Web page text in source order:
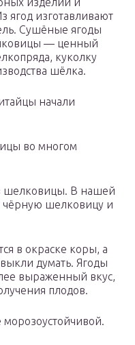
ягод изготавливают
Сушёные ягоды
— ценный
куколку
шёлка.
начали
во многом
шелковицы. В нашей
чёрную шелковицу и
в окраске коры, а
думать. Ягоды
выраженный вкус,
плодов.
морозоустойчивой.